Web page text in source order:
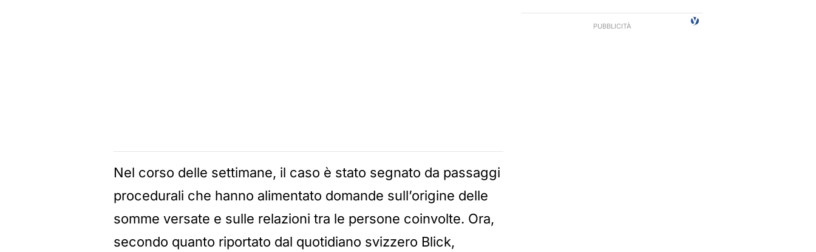
Nel corso delle settimane, il caso è stato segnato da passaggi
procedurali che hanno alimentato domande sull’origine delle
somme versate e sulle relazioni tra le persone coinvolte. Ora,
secondo quanto riportato dal quotidiano svizzero Blick,